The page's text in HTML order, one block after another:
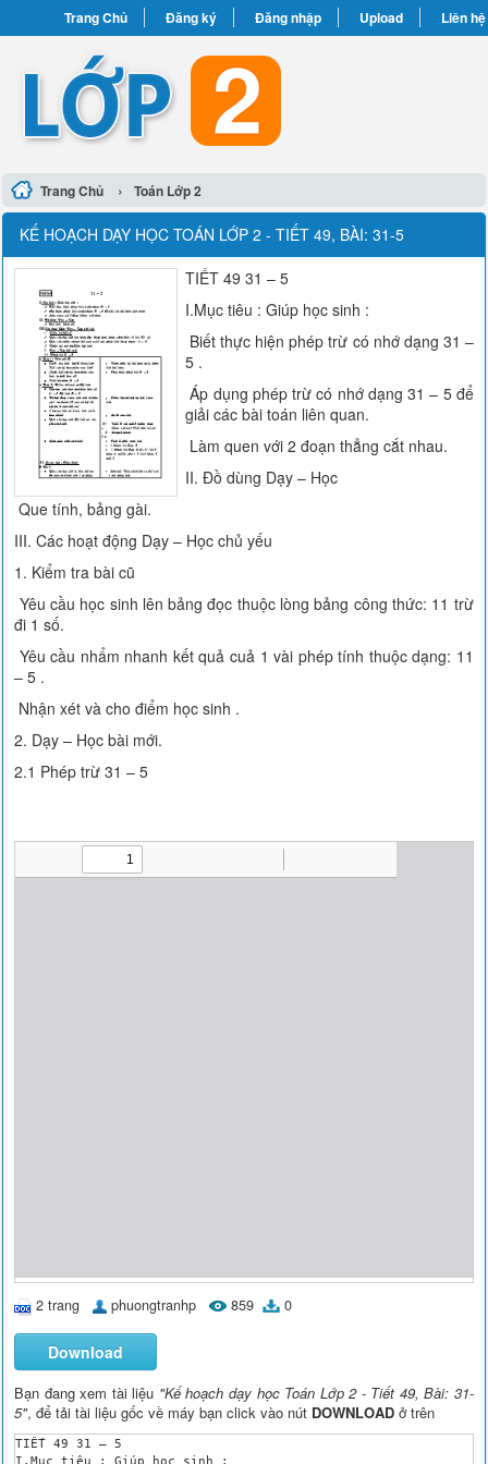
Trang Chủ Đăng ký Đăng nhập Upload Liên hệ
Trang Chủ › Toán Lớp 2
KẾ HOẠCH DẠY HỌC TOÁN LỚP 2 - TIẾT 49, BÀI: 31-5
TIẾT 49 31 – 5
I.Mục tiêu : Giúp học sinh :
Biết thực hiện phép trừ có nhớ dạng 31 –
5 .
Áp dụng phép trừ có nhớ dạng 31 – 5 để
giải các bài toán liên quan.
Làm quen với 2 đoạn thẳng cắt nhau.
II. Đồ dùng Dạy – Học
Que tính, bảng gài.
III. Các hoạt động Dạy – Học chủ yếu
1. Kiểm tra bài cũ
Yêu cầu học sinh lên bảng đọc thuộc lòng bảng công thức: 11 trừ
đi 1 số.
Yêu cầu nhẩm nhanh kết quả cuả 1 vài phép tính thuộc dạng: 11
– 5 .
Nhận xét và cho điểm học sinh .
2. Dạy – Học bài mới.
2.1 Phép trừ 31 – 5
2 trang phuongtranhp 859 0
Download
Bạn đang xem tài liệu "Kế hoạch dạy học Toán Lớp 2 - Tiết 49, Bài: 31-
5", để tải tài liệu gốc về máy bạn click vào nút DOWNLOAD ở trên
TIẾT 49 31 – 5
I.Mục tiêu : Giúp học sinh :